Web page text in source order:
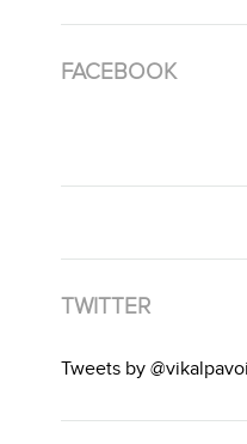
FACEBOOK
TWITTER
Tweets by